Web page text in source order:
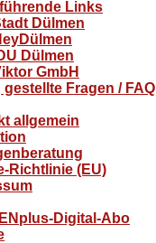
Links
Dülmen
Dülmen
GmbH
gestellte Fragen / FAQ
allgemein
Richtlinie (EU)
Digital-Abo